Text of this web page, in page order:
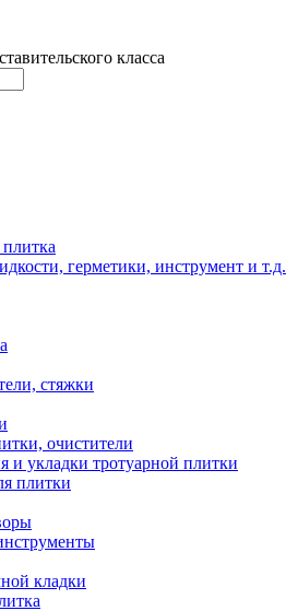
класса
герметики, инструмент и т.д.
стяжки
очистители
укладки тротуарной плитки
плитки
кладки